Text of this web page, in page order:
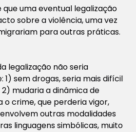
que uma eventual legalização
sobre a violência, uma vez
para outras práticas.
legalização não seria
1) sem drogas, seria mais difícil
mudaria a dinâmica de
crime, que perderia vigor,
outras modalidades
linguagens simbólicas, muito